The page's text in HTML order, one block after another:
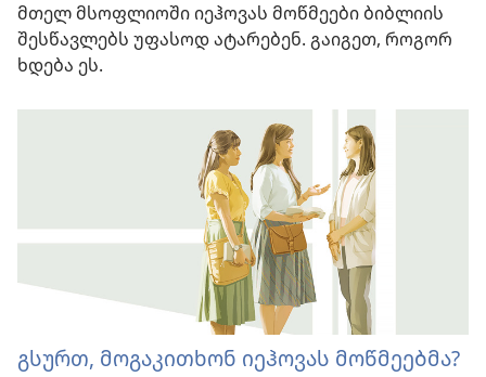
მთელ მსოფლიოში იეჰოვას მოწმეები ბიბლიის
შესწავლებს უფასოდ ატარებენ. გაიგეთ, როგორ
ხდება ეს.
გსურთ, მოგაკითხონ იეჰოვას მოწმეებმა?